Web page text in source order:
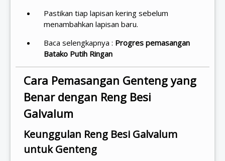
Pastikan tiap lapisan kering sebelum
menambahkan lapisan baru.
Baca selengkapnya : Progres pemasangan
Batako Putih Ringan
Cara Pemasangan Genteng yang
Benar dengan Reng Besi
Galvalum
Keunggulan Reng Besi Galvalum
untuk Genteng